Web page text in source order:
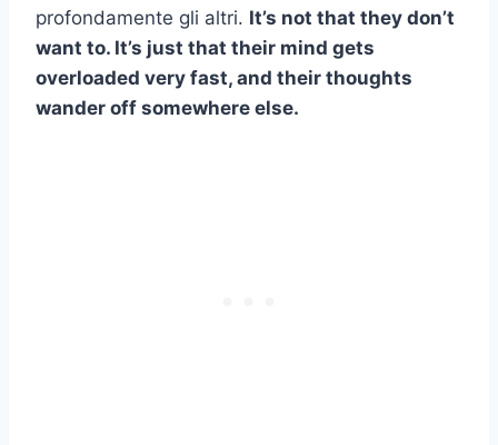
profondamente gli altri. It’s not that they don’t
want to. It’s just that their mind gets
overloaded very fast, and their thoughts
wander off somewhere else.